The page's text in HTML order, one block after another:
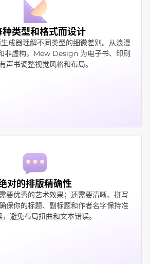
种类型和格式而设计
成器理解不同类型的细微差别。从浪漫
非虚构，Mew Design 为电子书、印刷
声书调整视觉风格和布局。
对的排版精确性
要优秀的艺术效果；还需要清晰、拼写
保你的标题、副标题和作者名字保持准
避免布局扭曲和文本错误。